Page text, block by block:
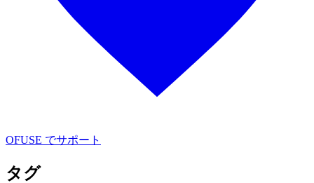
OFUSE でサポート
タグ